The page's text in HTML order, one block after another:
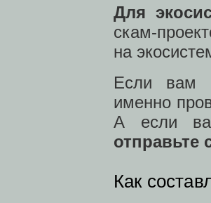
Для
скам-
на
Если вам
именно
А если
отправьте
Как